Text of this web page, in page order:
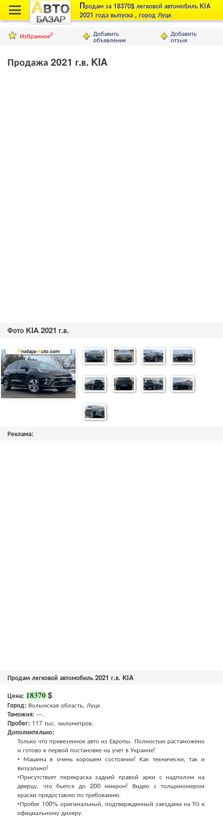
Продам за 18370$ легковой автомобиль KIA
2021 года выпуска , город Луцк
Добавить
отзыв
Добавить
объявление
Избранное0
Продажа 2021 г.в. KIA
Фото KIA 2021 г.в.
Реклама:
Продам легковой автомобиль 2021 г.в. KIA
Цена: 18370$
Город: Волынская область, Луцк
Таможня: ---.
Пробег: 117 тыс. километров.
Дополнительно:
Только что привезенное авто из Европы. Полностью растаможено
и готово к первой постановке на учет в Украине!
• Машина в очень хорошем состоянии! Как технически, так и
визуально!
•Присутствует перекраска задней правой арки с надпилом на
дверцу, что бьется до 200 микрон! Видео с толщиномером
краски предоставлю по требованию.
•Пробег 100% оригинальный, подтвержденный заездами на ТО к
официальному дилеру.